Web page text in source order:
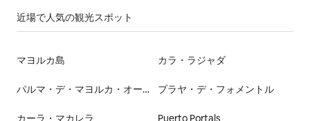
近場で人気の観光スポット
マヨルカ島 カラ・ラジャダ
パルマ・デ・マヨルカ・オーディトリウム プラヤ・デ・フォメントル
カーラ・マカレラ Puerto Portals